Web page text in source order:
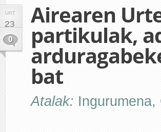
URT
23
0
Airearen
partikulak,
bat
Atalak: Ingurumena,